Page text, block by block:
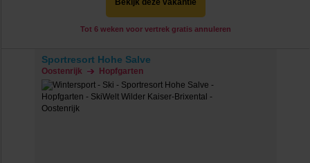
Bekijk deze vakantie
Tot 6 weken voor vertrek gratis annuleren
Sportresort Hohe Salve
Oostenrijk Hopfgarten